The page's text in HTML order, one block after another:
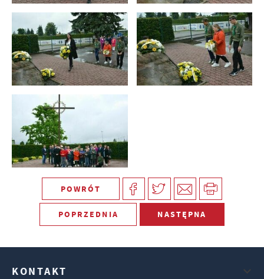
POWRÓT
POPRZEDNIA NASTĘPNA
KONTAKT